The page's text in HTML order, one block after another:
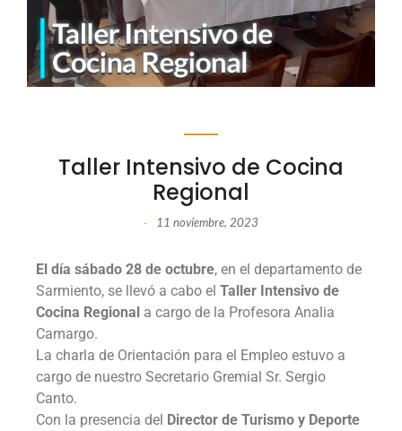
Taller Intensivo de Cocina
Regional
- 11 noviembre, 2023
El día sábado 28 de octubre, en el departamento de
Sarmiento, se llevó a cabo el Taller Intensivo de
Cocina Regional a cargo de la Profesora Analia
Camargo.
La charla de Orientación para el Empleo estuvo a
cargo de nuestro Secretario Gremial Sr. Sergio
Canto.
Con la presencia del Director de Turismo y Deporte